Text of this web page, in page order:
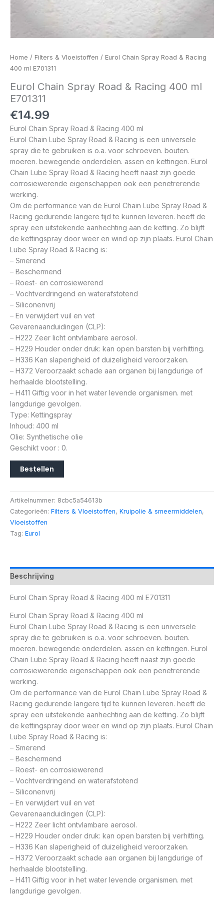
Home / Filters & Vloeistoffen / Eurol Chain Spray Road & Racing
400 ml E701311
Eurol Chain Spray Road & Racing 400 ml
E701311
€14.99
Eurol Chain Spray Road & Racing 400 ml
Eurol Chain Lube Spray Road & Racing is een universele
spray die te gebruiken is o.a. voor schroeven. bouten.
moeren. bewegende onderdelen. assen en kettingen. Eurol
Chain Lube Spray Road & Racing heeft naast zijn goede
corrosiewerende eigenschappen ook een penetrerende
werking.
Om de performance van de Eurol Chain Lube Spray Road &
Racing gedurende langere tijd te kunnen leveren. heeft de
spray een uitstekende aanhechting aan de ketting. Zo blijft
de kettingspray door weer en wind op zijn plaats. Eurol Chain
Lube Spray Road & Racing is:
– Smerend
– Beschermend
– Roest- en corrosiewerend
– Vochtverdringend en waterafstotend
– Siliconenvrij
– En verwijdert vuil en vet
Gevarenaanduidingen (CLP):
– H222 Zeer licht ontvlambare aerosol.
– H229 Houder onder druk: kan open barsten bij verhitting.
– H336 Kan slaperigheid of duizeligheid veroorzaken.
– H372 Veroorzaakt schade aan organen bij langdurige of
herhaalde blootstelling.
– H411 Giftig voor in het water levende organismen. met
langdurige gevolgen.
Type: Kettingspray
Inhoud: 400 ml
Olie: Synthetische olie
Geschikt voor : 0.
Bestellen
Artikelnummer: 8cbc5a54613b
Categorieën: Filters & Vloeistoffen, Kruipolie & smeermiddelen,
Vloeistoffen
Tag: Eurol
Beschrijving
Eurol Chain Spray Road & Racing 400 ml E701311
Eurol Chain Spray Road & Racing 400 ml
Eurol Chain Lube Spray Road & Racing is een universele
spray die te gebruiken is o.a. voor schroeven. bouten.
moeren. bewegende onderdelen. assen en kettingen. Eurol
Chain Lube Spray Road & Racing heeft naast zijn goede
corrosiewerende eigenschappen ook een penetrerende
werking.
Om de performance van de Eurol Chain Lube Spray Road &
Racing gedurende langere tijd te kunnen leveren. heeft de
spray een uitstekende aanhechting aan de ketting. Zo blijft
de kettingspray door weer en wind op zijn plaats. Eurol Chain
Lube Spray Road & Racing is:
– Smerend
– Beschermend
– Roest- en corrosiewerend
– Vochtverdringend en waterafstotend
– Siliconenvrij
– En verwijdert vuil en vet
Gevarenaanduidingen (CLP):
– H222 Zeer licht ontvlambare aerosol.
– H229 Houder onder druk: kan open barsten bij verhitting.
– H336 Kan slaperigheid of duizeligheid veroorzaken.
– H372 Veroorzaakt schade aan organen bij langdurige of
herhaalde blootstelling.
– H411 Giftig voor in het water levende organismen. met
langdurige gevolgen.